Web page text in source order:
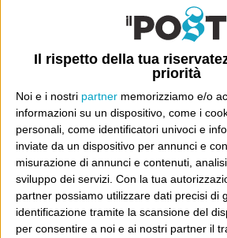
Il rispetto della tua
priorità
Noi e i nostri partner memorizziamo e/o
informazioni su un dispositivo, come i
personali, come identificatori univoci e
inviate da un dispositivo per annunci e
misurazione di annunci e contenuti,
sviluppo dei servizi. Con la tua
partner possiamo utilizzare dati precisi di
identificazione tramite la scansione del
per consentire a noi e ai nostri partner il